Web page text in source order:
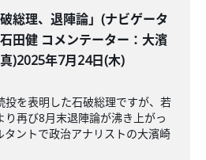
破総理、退陣論」(ナビゲータ
田健 コメンテーター：大濱
)2025年7月24日(木)
投を表明した石破総理ですが、若
再び8月末退陣論が沸き上がっ
タントで政治アナリストの大濱崎